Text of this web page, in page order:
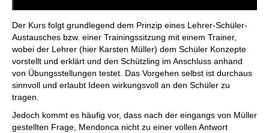
Der Kurs folgt grundlegend dem Prinzip eines Lehrer-Schüler-
Austausches bzw. einer Trainingssitzung mit einem Trainer,
wobei der Lehrer (hier Karsten Müller) dem Schüler Konzepte
vorstellt und erklärt und den Schützling im Anschluss anhand
von Übungsstellungen testet. Das Vorgehen selbst ist durchaus
sinnvoll und erlaubt Ideen wirkungsvoll an den Schüler zu
tragen.
Jedoch kommt es häufig vor, dass nach der eingangs von Müller
gestellten Frage, Mendonca nicht zu einer vollen Antwort